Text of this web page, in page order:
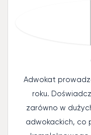
Adwokat
roku.
zarówno w
adwokackich, co